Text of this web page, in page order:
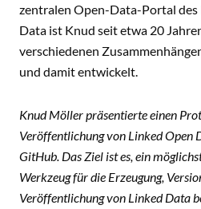
zentralen Open-Data-Portal des
Data ist Knud seit etwa 20
verschiedenen
und damit entwickelt.
Knud Möller präsentierte einen
Veröffentlichung von Linked Open
GitHub. Das Ziel ist es, ein
Werkzeug für die Erzeugung,
Veröffentlichung von Linked Data